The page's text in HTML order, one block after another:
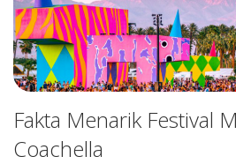
Fakta Menarik Festival
Coachella